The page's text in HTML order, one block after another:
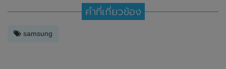
คำที่เกี่ยวข้อง
samsung